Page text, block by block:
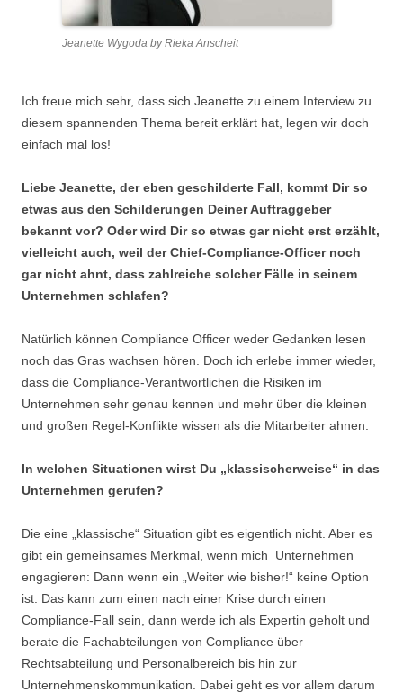
Jeanette Wygoda by Rieka Anscheit
Ich freue mich sehr, dass sich Jeanette zu einem Interview zu
diesem spannenden Thema bereit erklärt hat, legen wir doch
einfach mal los!
Liebe Jeanette, der eben geschilderte Fall, kommt Dir so
etwas aus den Schilderungen Deiner Auftraggeber
bekannt vor? Oder wird Dir so etwas gar nicht erst erzählt,
vielleicht auch, weil der Chief-Compliance-Officer noch
gar nicht ahnt, dass zahlreiche solcher Fälle in seinem
Unternehmen schlafen?
Natürlich können Compliance Officer weder Gedanken lesen
noch das Gras wachsen hören. Doch ich erlebe immer wieder,
dass die Compliance-Verantwortlichen die Risiken im
Unternehmen sehr genau kennen und mehr über die kleinen
und großen Regel-Konflikte wissen als die Mitarbeiter ahnen.
In welchen Situationen wirst Du „klassischerweise“ in das
Unternehmen gerufen?
Die eine „klassische“ Situation gibt es eigentlich nicht. Aber es
gibt ein gemeinsames Merkmal, wenn mich Unternehmen
engagieren: Dann wenn ein „Weiter wie bisher!“ keine Option
ist. Das kann zum einen nach einer Krise durch einen
Compliance-Fall sein, dann werde ich als Expertin geholt und
berate die Fachabteilungen von Compliance über
Rechtsabteilung und Personalbereich bis hin zur
Unternehmenskommunikation. Dabei geht es vor allem darum